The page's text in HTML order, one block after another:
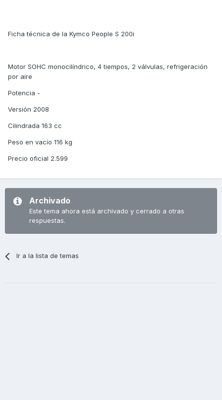
Ficha técnica de la Kymco People S 200i
Motor SOHC monocilíndrico, 4 tiempos, 2 válvulas, refrigeración
por aire
Potencia -
Versión 2008
Cilindrada 163 cc
Peso en vacío 116 kg
Precio oficial 2.599
Archivado
Este tema ahora está archivado y cerrado a otras
respuestas.
Ir a la lista de temas